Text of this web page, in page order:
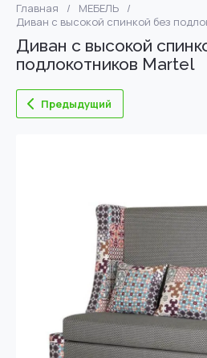
Главная / МЕБЕЛЬ
/
Диван с высокой спинкой без
Диван с высокой
подлокотников Martel
Предыдущий